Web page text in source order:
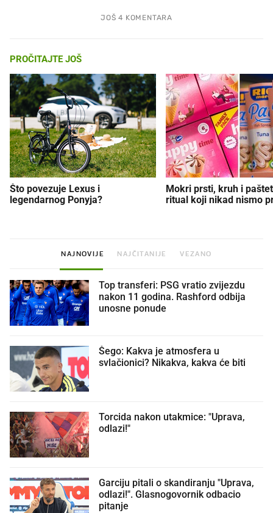
JOŠ 4 KOMENTARA
PROČITAJTE JOŠ
Što povezuje Lexus i
legendarnog Ponyja?
Mokri prsti, kruh i
ritual koji nikad nismo
NAJNOVIJE NAJČITANIJE VEZANO
Top transferi: PSG vratio zvijezdu
nakon 11 godina. Rashford odbija
unosne ponude
Šego: Kakva je atmosfera u
svlačionici? Nikakva, kakva će biti
Torcida nakon utakmice: "Uprava,
odlazi!"
Garciju pitali o skandiranju "Uprava,
odlazi!". Glasnogovornik odbacio
pitanje